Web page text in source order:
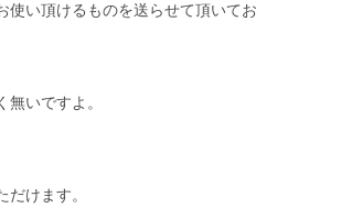
使い頂けるものを送らせて頂いてお
いですよ。
けます。